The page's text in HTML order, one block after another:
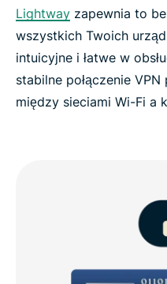
Lightway zapewnia to
wszystkich Twoich
intuicyjne i łatwe w
stabilne połączenie
między sieciami Wi-Fi a